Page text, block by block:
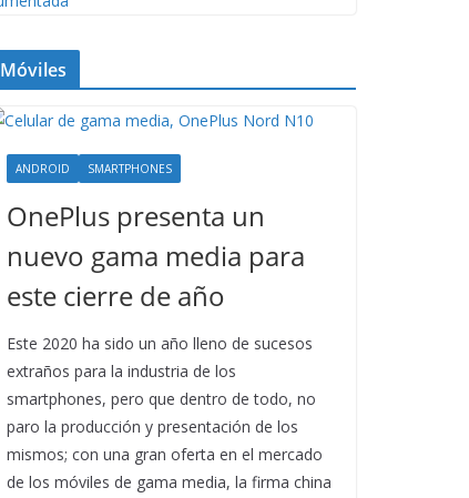
Móviles
ANDROID SMARTPHONES
OnePlus presenta un
nuevo gama media para
este cierre de año
Este 2020 ha sido un año lleno de sucesos
extraños para la industria de los
smartphones, pero que dentro de todo, no
paro la producción y presentación de los
mismos; con una gran oferta en el mercado
de los móviles de gama media, la firma china